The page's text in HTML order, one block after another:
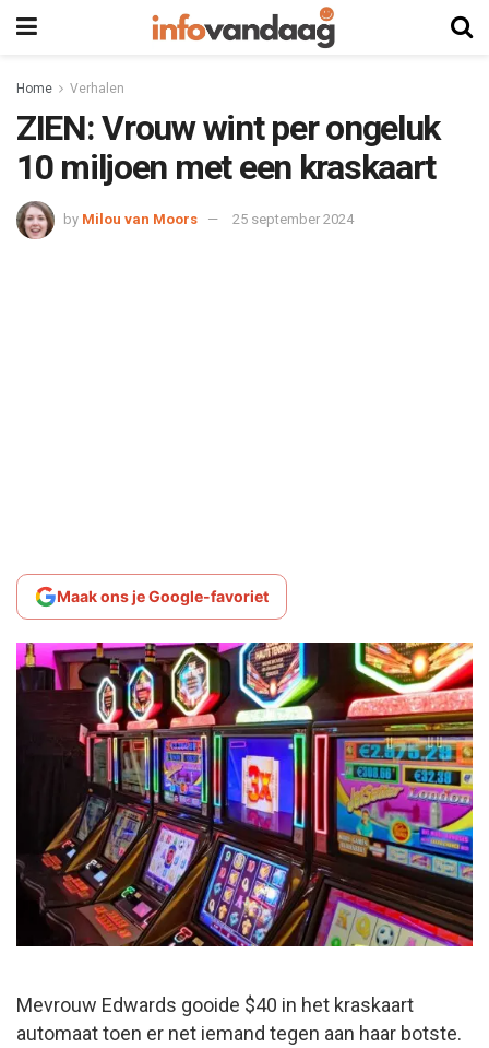
Home Verhalen
ZIEN: Vrouw wint per ongeluk
10 miljoen met een kraskaart
by Milou van Moors 25 september 2024
Maak ons je Google-favoriet
Mevrouw Edwards gooide $40 in het kraskaart
automaat toen er net iemand tegen aan haar botste.